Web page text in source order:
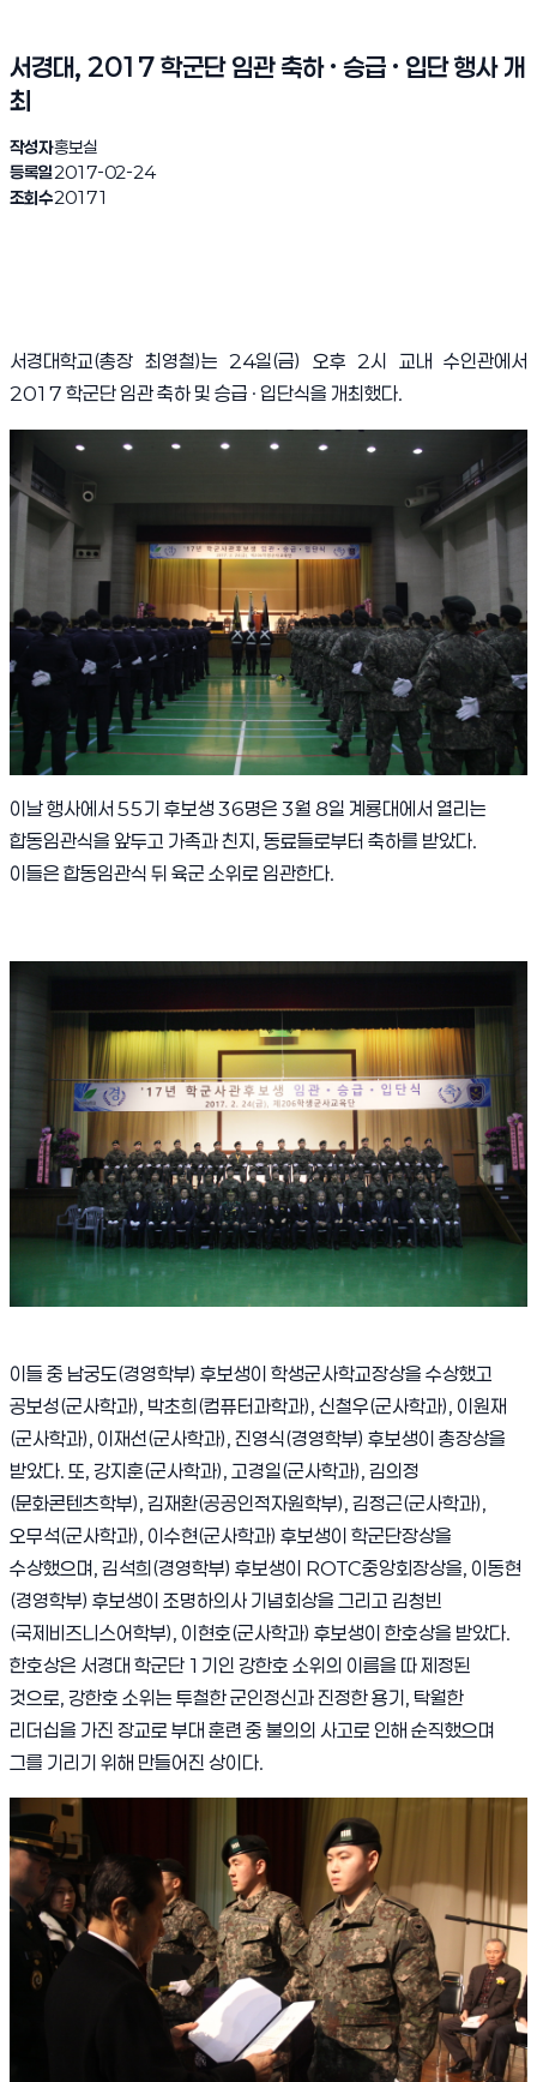
서경대, 2017 학군단 임관 축하 · 승급 · 입단 행사 개
최
작성자홍보실
등록일2017-02-24
조회수20171
서경대학교(총장 최영철)는 24일(금) 오후 2시 교내 수인관에서
2017 학군단 임관 축하 및 승급 · 입단식을 개최했다.
이날 행사에서 55기 후보생36명은 3월 8일 계룡대에서 열리는
합동임관식을 앞두고 가족과 친지 , 동료들로부터 축하를 받았다.
이들은 합동임관식 뒤 육군 소위로 임관한다.
이들 중 남궁도(경영학부) 후보생이 학생군사학교장상을 수상했고
공보성(군사학과), 박초희 (컴퓨터과학과), 신철우(군사학과), 이원재
(군사학과), 이재선(군사학과), 진영식(경영학부) 후보생이 총장상을
받았다. 또, 강지훈(군사학과), 고경일(군사학과), 김의정
(문화콘텐츠학부), 김재환(공공인적자원학부), 김정근(군사학과),
오무석(군사학과), 이수현(군사학과) 후보생이 학군단장상을
수상했으며 , 김석희 (경영학부) 후보생이 ROTC중앙회장상을, 이동현
(경영학부) 후보생이 조명하의사 기념회상을 그리고 김청빈
(국제비즈니스어학부), 이현호(군사학과) 후보생이 한호상을 받았다.
한호상은 서경대 학군단 1 기인 강한호 소위의 이름을 따 제정된
것으로, 강한호 소위는 투철한 군인정신과 진정한 용기 , 탁월한
리더십을 가진 장교로 부대 훈련 중 불의의 사고로 인해 순직했으며
그를 기리기 위해 만들어진 상이다.